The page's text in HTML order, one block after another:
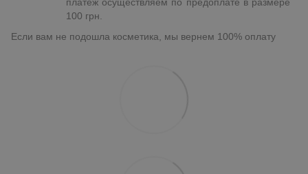
100 грн.
Если вам не подошла косметика, мы вернем 100% оплату